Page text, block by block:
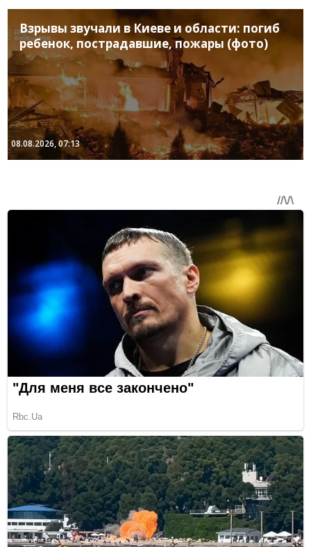
Взрывы звучали в Киеве и области: погиб
ребенок, пострадавшие, пожары (фото)
08.08.2026, 07:13